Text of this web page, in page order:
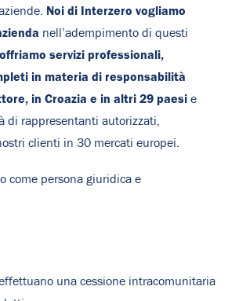
Noi di Interzero vogliamo
nell’adempimento di questi
offriamo servizi professionali,
in materia di responsabilità
in Croazia e in altri 29 paesi e
di rappresentanti autorizzati,
clienti in 30 mercati europei.
come persona giuridica e
una cessione intracomunitaria